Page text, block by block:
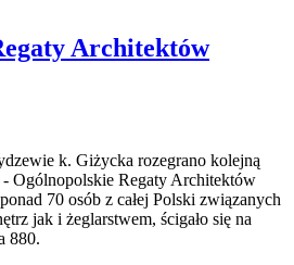
Architektów
k. Giżycka rozegrano kolejną
Ogólnopolskie Regaty Architektów
70 osób z całej Polski związanych
jak i żeglarstwem, ścigało się na
880.